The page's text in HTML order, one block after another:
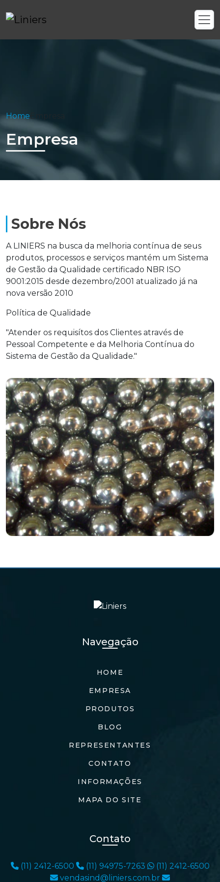
Home
Empresa
Sobre Nós
A LINIERS na busca da melhoria contínua de seus
produtos, processos e serviços mantém um Sistema
de Gestão da Qualidade certificado NBR ISO
9001:2015 desde dezembro/2001 atualizado já na
nova versão 2010
Política de Qualidade
"Atender os requisítos dos Clientes através de
Pessoal Competente e da Melhoria Contínua do
Sistema de Gestão da Qualidade."
Navegação
HOME
EMPRESA
PRODUTOS
BLOG
REPRESENTANTES
CONTATO
INFORMAÇÕES
MAPA DO SITE
Contato
(11) 2412-6500 (11) 94975-7263
(11) 2412-6500
vendasind@liniers.com.br